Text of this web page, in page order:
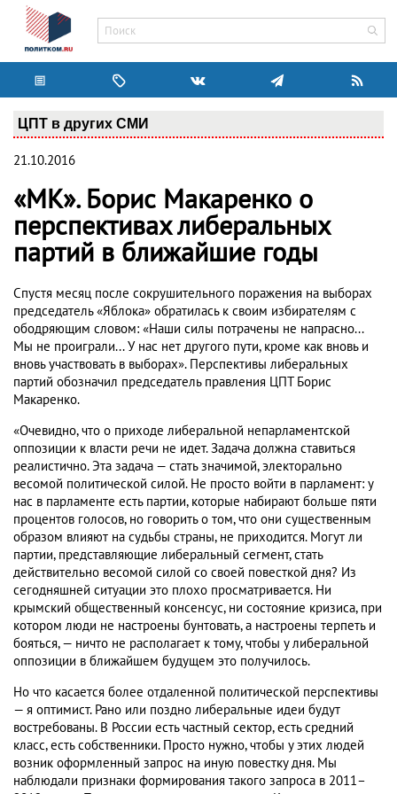
ЦПТ в других СМИ
21.10.2016
«МК». Борис Макаренко о
перспективах либеральных
партий в ближайшие годы
Спустя месяц после сокрушительного поражения на выборах
председатель «Яблока» обратилась к своим избирателям с
ободряющим словом: «Наши силы потрачены не напрасно...
Мы не проиграли... У нас нет другого пути, кроме как вновь и
вновь участвовать в выборах». Перспективы либеральных
партий обозначил председатель правления ЦПТ Борис
Макаренко.
«Очевидно, что о приходе либеральной непарламентской
оппозиции к власти речи не идет. Задача должна ставиться
реалистично. Эта задача — стать значимой, электорально
весомой политической силой. Не просто войти в парламент: у
нас в парламенте есть партии, которые набирают больше пяти
процентов голосов, но говорить о том, что они существенным
образом влияют на судьбы страны, не приходится. Могут ли
партии, представляющие либеральный сегмент, стать
действительно весомой силой со своей повесткой дня? Из
сегодняшней ситуации это плохо просматривается. Ни
крымский общественный консенсус, ни состояние кризиса, при
котором люди не настроены бунтовать, а настроены терпеть и
бояться, — ничто не располагает к тому, чтобы у либеральной
оппозиции в ближайшем будущем это получилось.
Но что касается более отдаленной политической перспективы
— я оптимист. Рано или поздно либеральные идеи будут
востребованы. В России есть частный сектор, есть средний
класс, есть собственники. Просто нужно, чтобы у этих людей
возник оформленный запрос на иную повестку дня. Мы
наблюдали признаки формирования такого запроса в 2011–